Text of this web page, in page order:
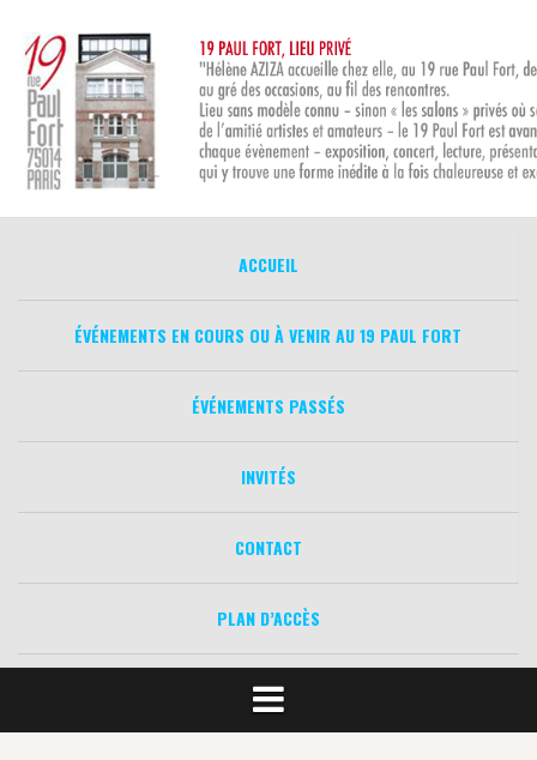
contenu
ACCUEIL
ÉVÉNEMENTS EN COURS OU À VENIR AU 19 PAUL FORT
ÉVÉNEMENTS PASSÉS
INVITÉS
CONTACT
PLAN D’ACCÈS